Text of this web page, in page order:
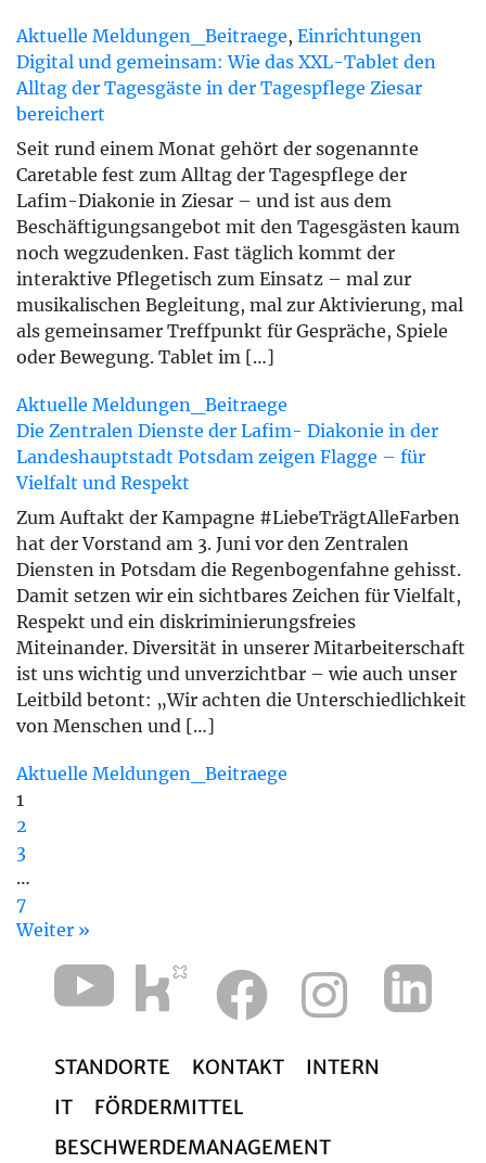
Aktuelle Meldungen_Beitraege, Einrichtungen
Digital und gemeinsam: Wie das XXL-Tablet den
Alltag der Tagesgäste in der Tagespflege Ziesar
bereichert
Seit rund einem Monat gehört der sogenannte
Caretable fest zum Alltag der Tagespflege der
Lafim-Diakonie in Ziesar – und ist aus dem
Beschäftigungsangebot mit den Tagesgästen kaum
noch wegzudenken. Fast täglich kommt der
interaktive Pflegetisch zum Einsatz – mal zur
musikalischen Begleitung, mal zur Aktivierung, mal
als gemeinsamer Treffpunkt für Gespräche, Spiele
oder Bewegung. Tablet im […]
Aktuelle Meldungen_Beitraege
Die Zentralen Dienste der Lafim- Diakonie in der
Landeshauptstadt Potsdam zeigen Flagge – für
Vielfalt und Respekt
Zum Auftakt der Kampagne #LiebeTrägtAlleFarben
hat der Vorstand am 3. Juni vor den Zentralen
Diensten in Potsdam die Regenbogenfahne gehisst.
Damit setzen wir ein sichtbares Zeichen für Vielfalt,
Respekt und ein diskriminierungsfreies
Miteinander. Diversität in unserer Mitarbeiterschaft
ist uns wichtig und unverzichtbar – wie auch unser
Leitbild betont: „Wir achten die Unterschiedlichkeit
von Menschen und […]
Aktuelle Meldungen_Beitraege
1
2
3
…
7
Weiter »
STANDORTE KONTAKT
INTERN
IT
FÖRDERMITTEL
BESCHWERDEMANAGEMENT